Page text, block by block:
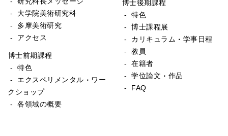
- 大学院美術研究科
- 多摩美術研究
- アクセス
博士前期課程
- 特色
- エクスペリメンタル・ワー
クショップ
- 各領域の概要
博士後期課程
- 特色
- 博士課程展
- カリキュラム・学事日程
- 教員
- 在籍者
- 学位論文・作品
- FAQ